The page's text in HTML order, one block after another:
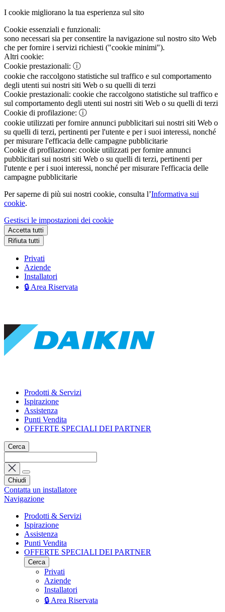
I cookie migliorano la tua esperienza sul sito
Cookie essenziali e funzionali:
sono necessari sia per consentire la navigazione sul nostro sito Web
che per fornire i servizi richiesti ("cookie minimi").
Altri cookie:
Cookie prestazionali: ⓘ
cookie che raccolgono statistiche sul traffico e sul comportamento
degli utenti sui nostri siti Web o su quelli di terzi
Cookie prestazionali: cookie che raccolgono statistiche sul traffico e
sul comportamento degli utenti sui nostri siti Web o su quelli di terzi
Cookie di profilazione: ⓘ
cookie utilizzati per fornire annunci pubblicitari sui nostri siti Web o
su quelli di terzi, pertinenti per l'utente e per i suoi interessi, nonché
per misurare l'efficacia delle campagne pubblicitarie
Cookie di profilazione: cookie utilizzati per fornire annunci
pubblicitari sui nostri siti Web o su quelli di terzi, pertinenti per
l'utente e per i suoi interessi, nonché per misurare l'efficacia delle
campagne pubblicitarie
Per saperne di più sui nostri cookie, consulta l’Informativa sui
cookie.
Gestisci le impostazioni dei cookie
Accetta tutti
Rifiuta tutti
Privati
Aziende
Installatori
🔒 Area Riservata
Prodotti & Servizi
Ispirazione
Assistenza
Punti Vendita
OFFERTE SPECIALI DEI PARTNER
Cerca
Chiudi
Contatta un installatore
Navigazione
Prodotti & Servizi
Ispirazione
Assistenza
Punti Vendita
OFFERTE SPECIALI DEI PARTNER
Cerca
Privati
Aziende
Installatori
🔒 Area Riservata